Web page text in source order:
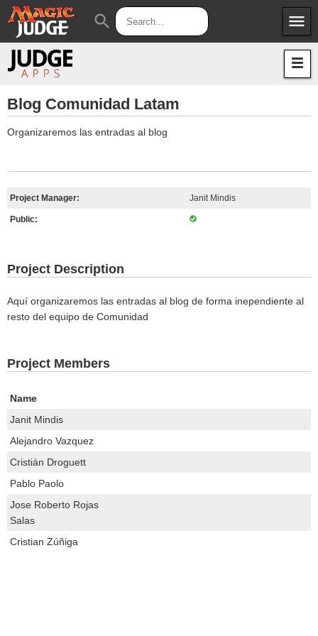
menu
Apps
Judges
JAR
search
Blog Comunidad Latam
Organizaremos las entradas al blog
Project Manager: Janit Mindis
Public:
Project Description
Aquí organizaremos las entradas al blog de forma inependiente al
resto del equipo de Comunidad
Project Members
Name
Janit Mindis
Alejandro Vazquez
Cristián Droguett
Pablo Paolo
Jose Roberto Rojas
Salas
Cristian Zúñiga